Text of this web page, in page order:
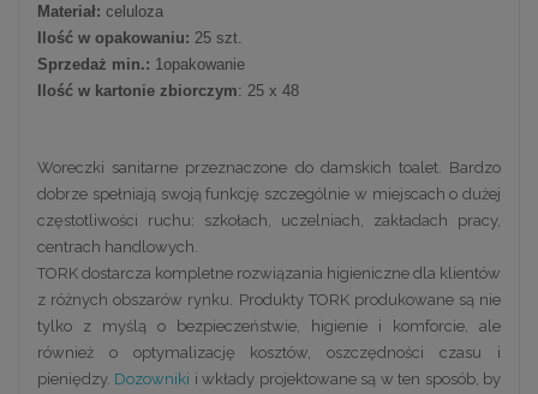
Materiał: celuloza
Ilość w opakowaniu: 25 szt.
Sprzedaż min.: 1opakowanie
Ilość w kartonie zbiorczym: 25 x 48
Woreczki sanitarne przeznaczone do damskich toalet. Bardzo
dobrze spełniają swoją funkcję szczególnie w miejscach o dużej
częstotliwości ruchu: szkołach, uczelniach, zakładach pracy,
centrach handlowych.
TORK dostarcza kompletne rozwiązania higieniczne dla klientów
z różnych obszarów rynku. Produkty TORK produkowane są nie
tylko z myślą o bezpieczeństwie, higienie i komforcie, ale
również o optymalizację kosztów, oszczędności czasu i
pieniędzy. Dozowniki i wkłady projektowane są w ten sposób, by